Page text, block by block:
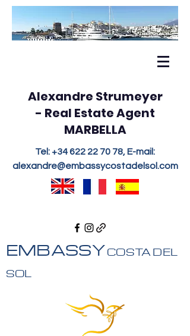
Alexandre Strumeyer
- Real Estate Agent
MARBELLA
Tel: +34 622 22 70 78, E-mail:
alexandre@embassycostadelsol.com
EMBASSYCOSTA DEL
SOL